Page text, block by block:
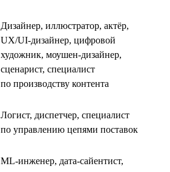
Дизайнер, иллюстратор, актёр,
UX/UI-дизайнер, цифровой
художник, моушен-дизайнер,
сценарист, специалист
по производству контента
Логист, диспетчер, специалист
по управлению цепями поставок
ML-инженер, дата-сайентист,